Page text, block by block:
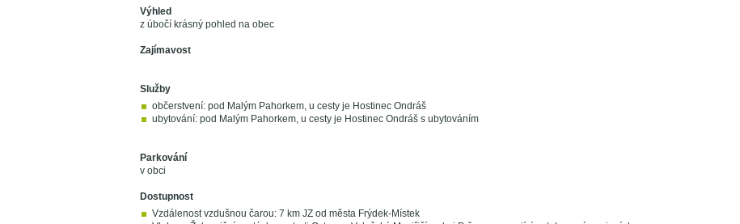
Výhled
z úbočí krásný pohled na obec
Zajímavost
Služby
občerstvení: pod Malým Pahorkem, u cesty je Hostinec Ondráš
ubytování: pod Malým Pahorkem, u cesty je Hostinec Ondráš s ubytováním
Parkování
v obci
Dostupnost
Vzdálenost vzdušnou čarou: 7 km JZ od města Frýdek-Místek